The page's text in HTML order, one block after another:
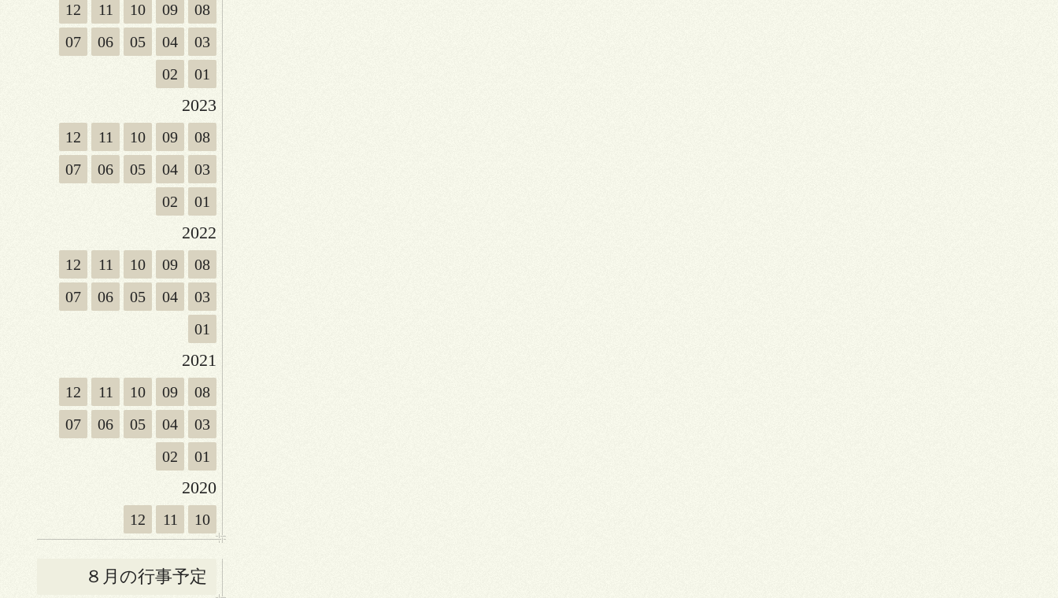
12 11 10 09
08
07
06 05 04
03
02
01
2023
12 11 10 09
08
07
06 05 04
03
02
01
2022
12 11 10 09
08
07
06 05 04
03
01
2021
12 11 10 09
08
07
06 05 04
03
02
01
2020
12 11 10
８月の行事予定